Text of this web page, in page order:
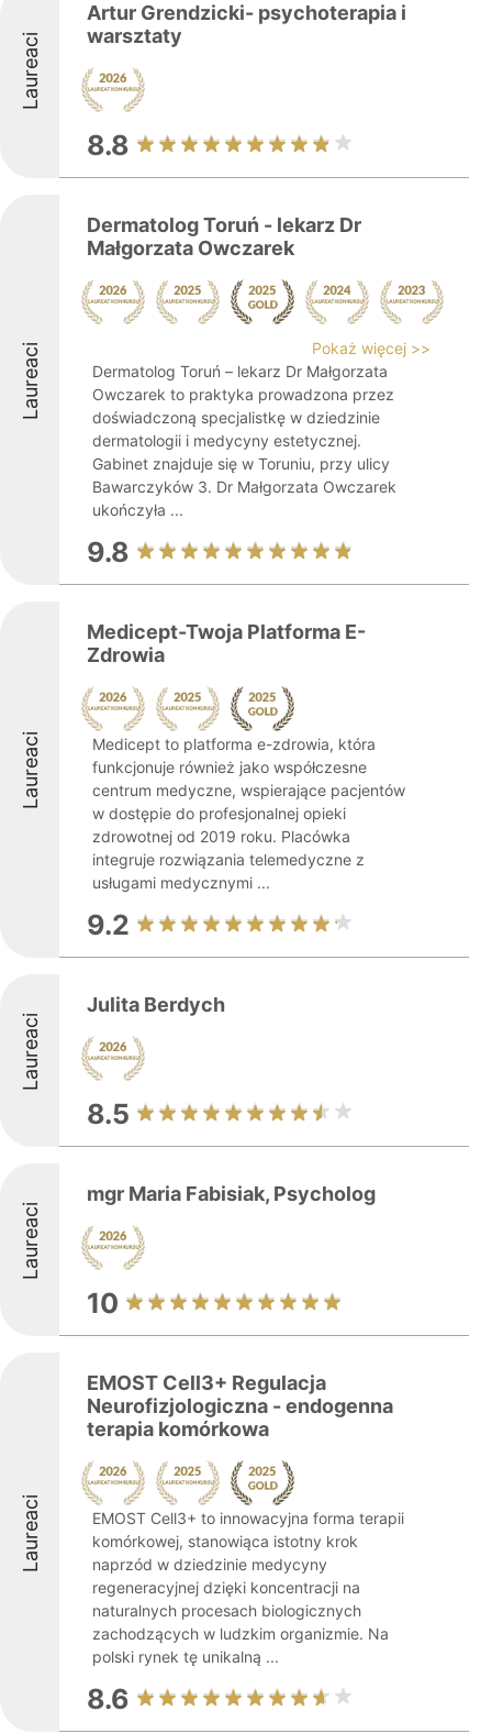
Laureaci
Artur Grendzicki- psychoterapia i
warsztaty
8.8
Laureaci
Dermatolog Toruń - lekarz Dr
Małgorzata Owczarek
Pokaż więcej >>
Dermatolog Toruń – lekarz Dr Małgorzata
Owczarek to praktyka prowadzona przez
doświadczoną specjalistkę w dziedzinie
dermatologii i medycyny estetycznej.
Gabinet znajduje się w Toruniu, przy ulicy
Bawarczyków 3. Dr Małgorzata Owczarek
ukończyła ...
9.8
Laureaci
Medicept-Twoja Platforma E-
Zdrowia
Medicept to platforma e-zdrowia, która
funkcjonuje również jako współczesne
centrum medyczne, wspierające pacjentów
w dostępie do profesjonalnej opieki
zdrowotnej od 2019 roku. Placówka
integruje rozwiązania telemedyczne z
usługami medycznymi ...
9.2
Laureaci
Julita Berdych
8.5
Laureaci
mgr Maria Fabisiak, Psycholog
10
Laureaci
EMOST Cell3+ Regulacja
Neurofizjologiczna - endogenna
terapia komórkowa
EMOST Cell3+ to innowacyjna forma terapii
komórkowej, stanowiąca istotny krok
naprzód w dziedzinie medycyny
regeneracyjnej dzięki koncentracji na
naturalnych procesach biologicznych
zachodzących w ludzkim organizmie. Na
polski rynek tę unikalną ...
8.6